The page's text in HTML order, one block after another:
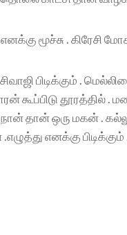
மூச்சு . கிரேசி
பிடிக்கும் .
கூப்பிடு
தான் ஒரு மகன் .
எனக்கு பிடிக்கும்